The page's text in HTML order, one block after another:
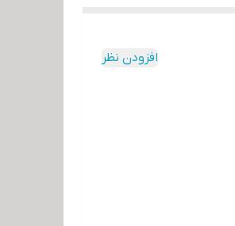
افزودن نظر